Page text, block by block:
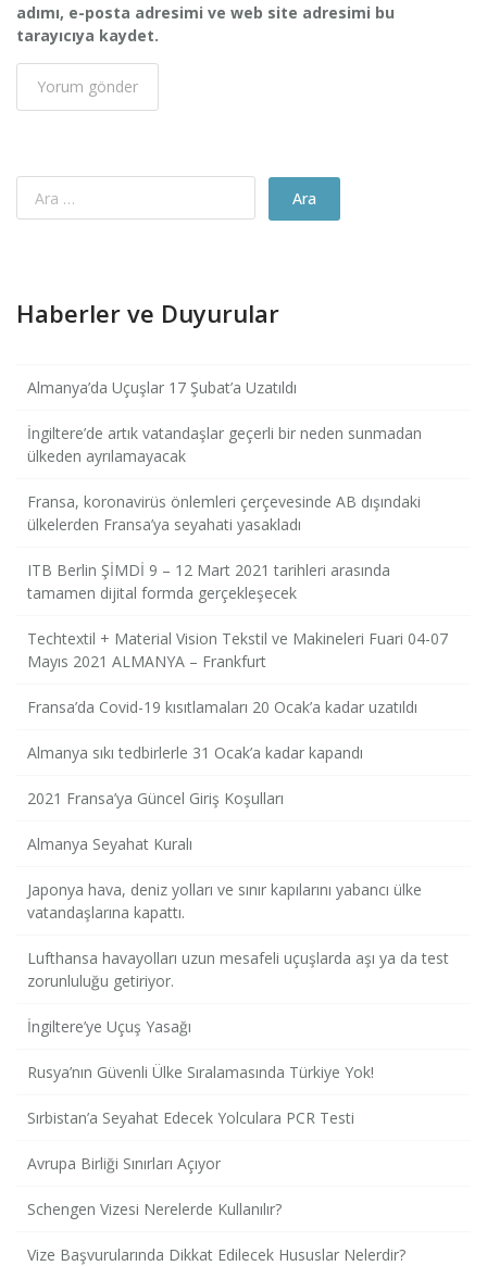
adımı, e-posta adresimi ve web site adresimi bu
tarayıcıya kaydet.
Haberler ve Duyurular
Almanya’da Uçuşlar 17 Şubat’a Uzatıldı
İngiltere’de artık vatandaşlar geçerli bir neden sunmadan
ülkeden ayrılamayacak
Fransa, koronavirüs önlemleri çerçevesinde AB dışındaki
ülkelerden Fransa’ya seyahati yasakladı
ITB Berlin ŞİMDİ 9 – 12 Mart 2021 tarihleri ​​arasında
tamamen dijital formda gerçekleşecek
Techtextil + Material Vision Tekstil ve Makineleri Fuari 04-07
Mayıs 2021 ALMANYA – Frankfurt
Fransa’da Covid-19 kısıtlamaları 20 Ocak’a kadar uzatıldı
Almanya sıkı tedbirlerle 31 Ocak’a kadar kapandı
2021 Fransa’ya Güncel Giriş Koşulları
Almanya Seyahat Kuralı
Japonya hava, deniz yolları ve sınır kapılarını yabancı ülke
vatandaşlarına kapattı.
Lufthansa havayolları uzun mesafeli uçuşlarda aşı ya da test
zorunluluğu getiriyor.
İngiltere’ye Uçuş Yasağı
Rusya’nın Güvenli Ülke Sıralamasında Türkiye Yok!
Sırbistan’a Seyahat Edecek Yolculara PCR Testi
Avrupa Birliği Sınırları Açıyor
Schengen Vizesi Nerelerde Kullanılır?
Vize Başvurularında Dikkat Edilecek Hususlar Nelerdir?